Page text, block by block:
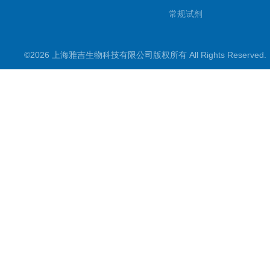
常规试剂
PCR试剂盒
©2026 上海雅吉生物科技有限公司版权所有 All Rights